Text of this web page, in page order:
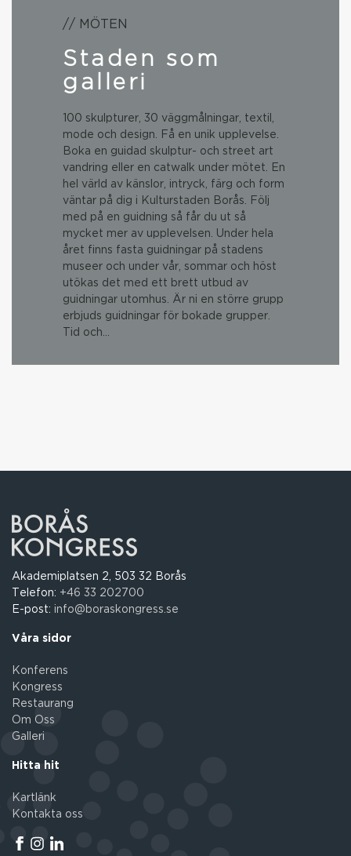
// MÖTEN
Staden som
galleri
100 skulpturer, 30 väggmålningar, textil,
mode och design. Få en unik upplevelse.
Boka en guidad skulptur- och street art
vandring eller en catwalk under mötet. En
hel värld av känslor, intryck, färg och form
väntar på dig i Kulturstaden Borås. Följ
med på en guidning så får du ut så
mycket mer av upplevelsen. Under hela
året finns fasta guidningar på stadens
museer och under vår, sommar och höst
utökas det med ett brett utbud av
guidningar utomhus. Är ni en större grupp
erbjuds guidningar för bokade grupper.
Tid och…
Akademiplatsen 2, 503 32 Borås
Telefon: +46 33 202700
E-post: info@boraskongress.se
Våra sidor
Konferens
Kongress
Restaurang
Om Oss
Galleri
Hitta hit
Kartlänk
Kontakta oss